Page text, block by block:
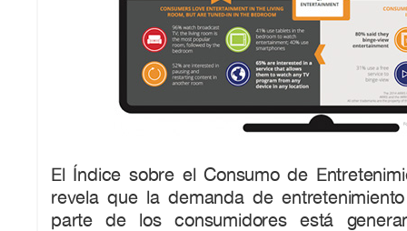
El Índice sobre el Consumo de
revela que la demanda de
parte de los consumidores está